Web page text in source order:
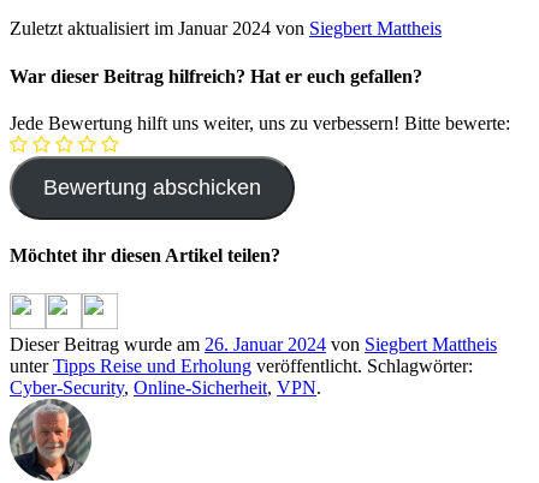
Zuletzt aktualisiert im Januar 2024 von Siegbert Mattheis
War dieser Beitrag hilfreich? Hat er euch gefallen?
Jede Bewertung hilft uns weiter, uns zu verbessern! Bitte bewerte:
Möchtet ihr diesen Artikel teilen?
Dieser Beitrag wurde am 26. Januar 2024 von Siegbert Mattheis
unterTipps Reise und Erholung veröffentlicht. Schlagwörter:
Cyber-Security, Online-Sicherheit, VPN.